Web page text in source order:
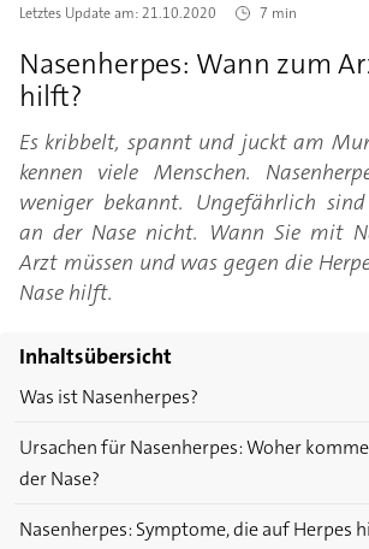
Letztes Update am:21.10.2020 7 min
Nasenherpes: Wann zum
hilft?
Es kribbelt, spannt und juckt am
kennen viele Menschen.
weniger bekannt. Ungefährlich sind
an der Nase nicht. Wann Sie mit
Arzt müssen und was gegen die
Nase hilft.
Inhaltsübersicht
Was ist Nasenherpes?
Ursachen für Nasenherpes: Woher
der Nase?
Nasenherpes: Symptome, die auf Herpes